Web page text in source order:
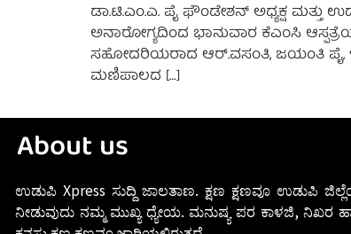
ಡಾ.ಟಿ.ಎಂ.ಎ. ಪೈ ಫೌಂಡೇಶನ್ ಅಧ್ಯಕ್ಷ
ಅನಾರೋಗ್ಯದಿಂದ ಭಾನುವಾರ ಕೆಎಂಸಿ
ಸಹೋದರಿಯರಾದ ಆರ್.ವಸಂತಿ, ಜಯಂತಿ ಪೈ,
ಮಣಿಪಾಲದ […]
About us
ಉಡುಪಿ Xpress ಸುದ್ದಿ ಜಾಲತಾಣ. ಕ್ಷಣ ಕ್ಷಣವೂ ಉಡುಪಿ
ನೀಡುವುದು ನಮ್ಮ ಮುಖ್ಯ ಧ್ಯೇಯ. ಮನುಷ್ಯ ಪರ ಕಾಳಜಿ,